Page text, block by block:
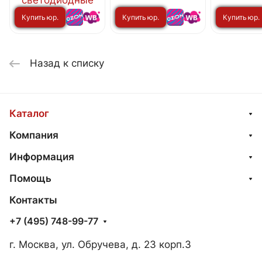
3000/4000/6500К
с переключателем
на лампе IN HOME
Купить юр.
(4шт./упак) IN
HOME
Купить юр. Купить юр.
Назад к списку
Каталог
Компания
Информация
Помощь
Контакты
+7 (495) 748-99-77
г. Москва, ул. Обручева, д. 23 корп.3